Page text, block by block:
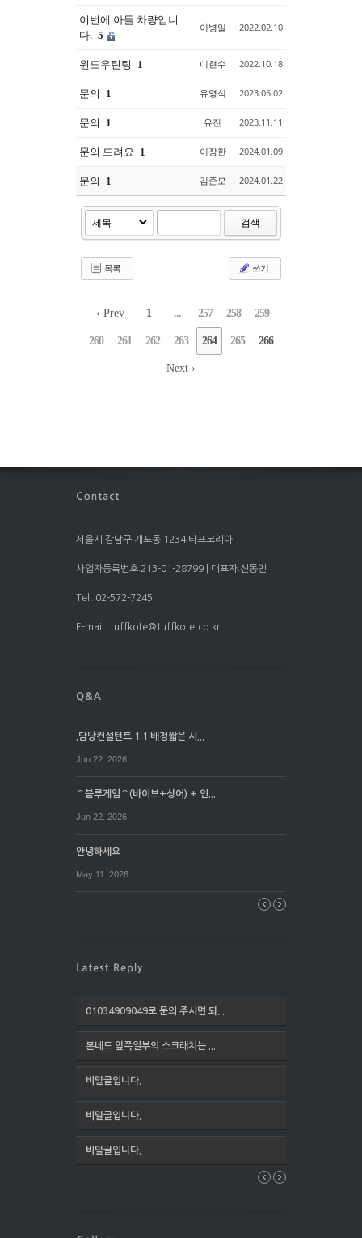
이번에 아들 차량입니
다. 5
이병일 2022.02.10
윈도우틴팅 1 이현수 2022.10.18
문의 1 유영석 2023.05.02
문의 1 유진 2023.11.11
문의 드려요 1 이장한 2024.01.09
문의 1 김준모 2024.01.22
검색
목록 쓰기
‹ Prev 1 ... 257 258 259
260 261 262 263 264 265 266
Next ›
서울시 강남구 개포동 1234 타프코리아
사업자등록번호:213-01-28799 | 대표자:신동민
Tel. 02-572-7245
E-mail. tuffkote@tuffkote.co.kr
.담당컨설턴트 1:1 배정짧은 시...
Jun 22. 2026
⌒블루게임⌒(바이브+상어) + 인...
Jun 22. 2026
안녕하세요
May 11. 2026
01034909049로 문의 주시면 되...
본네트 앞쪽일부의 스크래치는 ...
비밀글입니다.
비밀글입니다.
비밀글입니다.